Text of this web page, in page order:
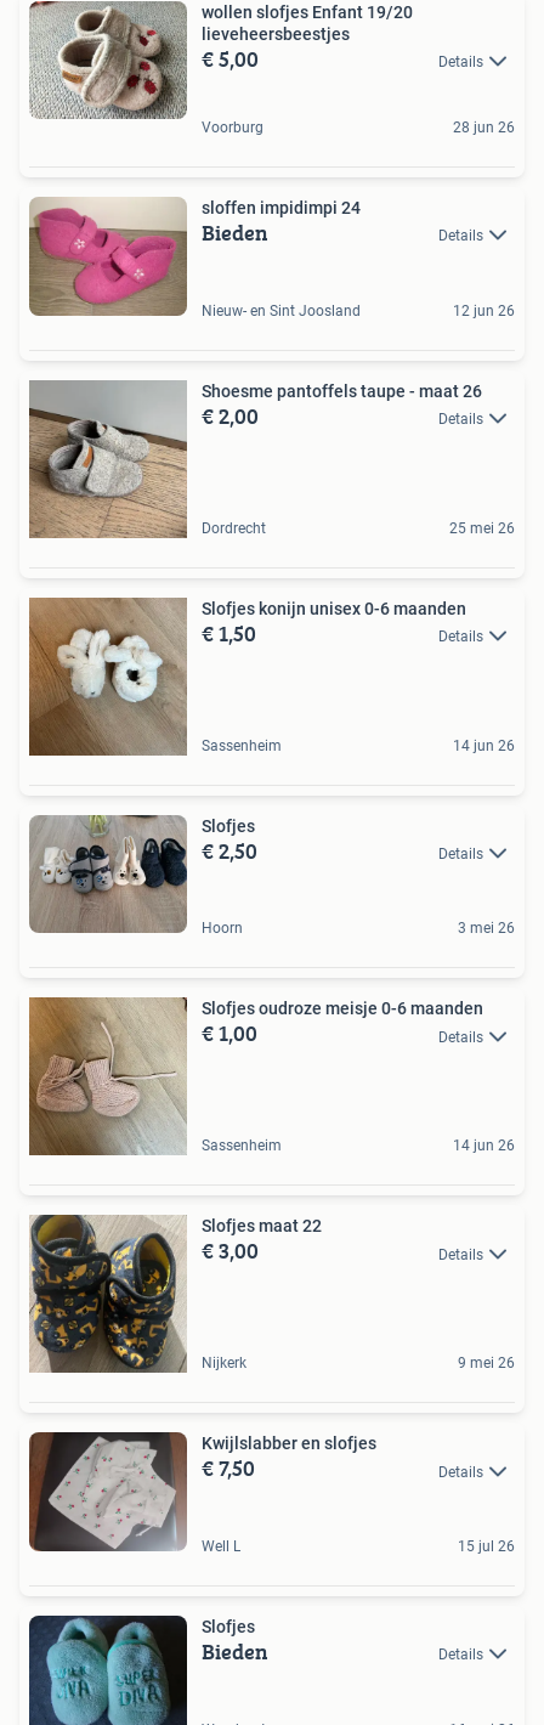
wollen slofjes Enfant 19/20
lieveheersbeestjes
€ 5,00 Details
Voorburg 28 jun 26
sloffen impidimpi 24
Bieden Details
Nieuw- en Sint Joosland 12 jun 26
Shoesme pantoffels taupe - maat 26
€ 2,00 Details
Dordrecht 25 mei 26
Slofjes konijn unisex 0-6 maanden
€ 1,50 Details
Sassenheim 14 jun 26
Slofjes
€ 2,50 Details
Hoorn 3 mei 26
Slofjes oudroze meisje 0-6 maanden
€ 1,00 Details
Sassenheim 14 jun 26
Slofjes maat 22
€ 3,00 Details
Nijkerk 9 mei 26
Kwijlslabber en slofjes
€ 7,50 Details
Well L 15 jul 26
Slofjes
Bieden Details